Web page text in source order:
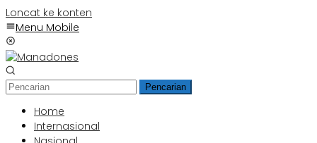
Loncat ke konten
Menu Mobile
Pencarian
Home
Internasional